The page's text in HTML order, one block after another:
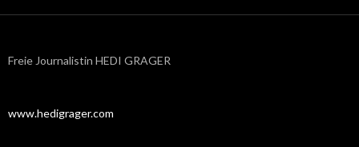
Freie Journalistin HEDI GRAGER
www.hedigrager.com